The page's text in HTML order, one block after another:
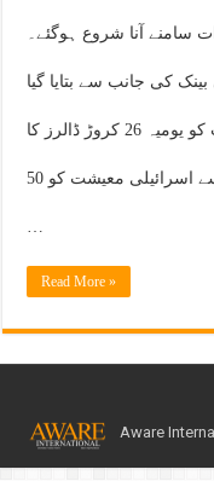
سامنے آنا شروع ہوگئے۔
کی جانب سے بتایا گیا
ہے کہ جنگ کے سبب اسرائیلی معیشت کو یومیہ 26 کروڑ ڈالرز کا
نقصان ہو رہا ہے اور غزہ جنگ کی وجہ سے اسرائیلی معیشت کو 50
Read More »
Aware